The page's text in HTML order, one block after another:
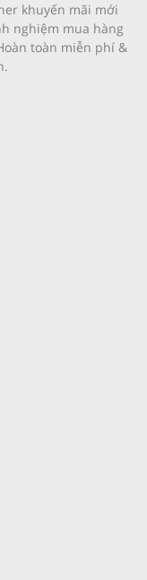
khuyến mãi mới
nghiệm mua hàng
toàn miễn phí &